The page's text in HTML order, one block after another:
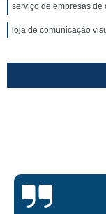
serviço de empresas
loja de comunicação